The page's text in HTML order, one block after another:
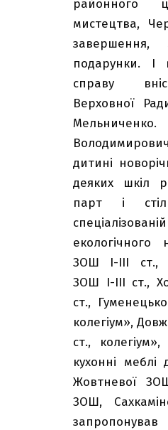
районного
мистецтва,
завершення,
подарунки.
справу
Верховної
дитині
деяких шкіл
парт і
екологічного
ЗОШ І-ІІІ ст.,
ЗОШ І-ІІІ ст.,
ст.,
колегіум»,
ст.,
кухонні
Жовтневої
ЗОШ,
запропонував